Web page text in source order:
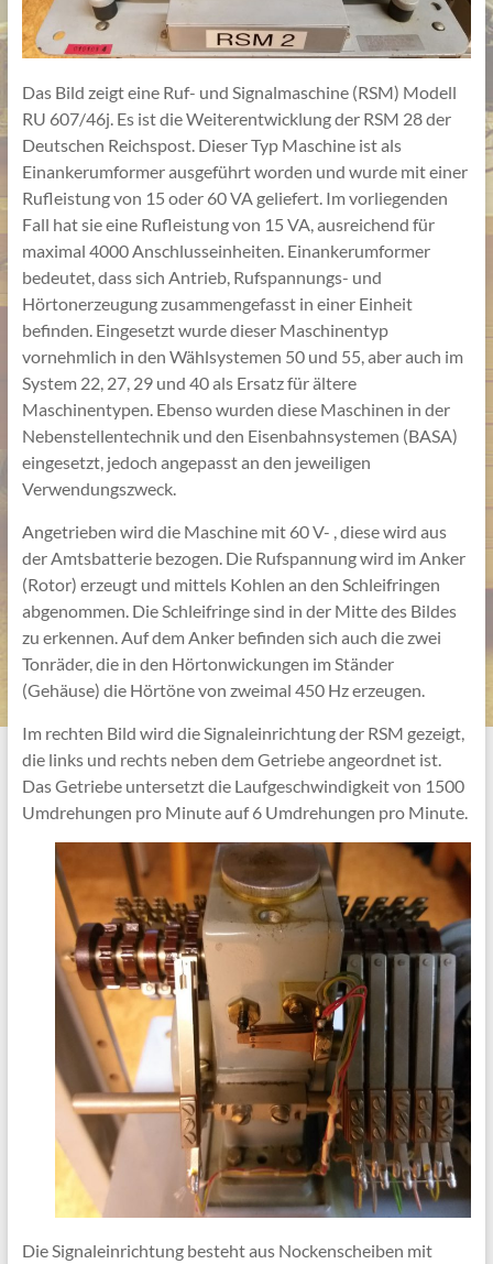
Das Bild zeigt eine Ruf- und Signalmaschine (RSM) Modell
RU 607/46j. Es ist die Weiterentwicklung der RSM 28 der
Deutschen Reichspost. Dieser Typ Maschine ist als
Einankerumformer ausgeführt worden und wurde mit einer
Rufleistung von 15 oder 60 VA geliefert. Im vorliegenden
Fall hat sie eine Rufleistung von 15 VA, ausreichend für
maximal 4000 Anschlusseinheiten. Einankerumformer
bedeutet, dass sich Antrieb, Rufspannungs- und
Hörtonerzeugung zusammengefasst in einer Einheit
befinden. Eingesetzt wurde dieser Maschinentyp
vornehmlich in den Wählsystemen 50 und 55, aber auch im
System 22, 27, 29 und 40 als Ersatz für ältere
Maschinentypen. Ebenso wurden diese Maschinen in der
Nebenstellentechnik und den Eisenbahnsystemen (BASA)
eingesetzt, jedoch angepasst an den jeweiligen
Verwendungszweck.
Angetrieben wird die Maschine mit 60 V- , diese wird aus
der Amtsbatterie bezogen. Die Rufspannung wird im Anker
(Rotor) erzeugt und mittels Kohlen an den Schleifringen
abgenommen. Die Schleifringe sind in der Mitte des Bildes
zu erkennen. Auf dem Anker befinden sich auch die zwei
Tonräder, die in den Hörtonwickungen im Ständer
(Gehäuse) die Hörtöne von zweimal 450 Hz erzeugen.
Im rechten Bild wird die Signaleinrichtung der RSM gezeigt,
die links und rechts neben dem Getriebe angeordnet ist.
Das Getriebe untersetzt die Laufgeschwindigkeit von 1500
Umdrehungen pro Minute auf 6 Umdrehungen pro Minute.
Die Signaleinrichtung besteht aus Nockenscheiben mit